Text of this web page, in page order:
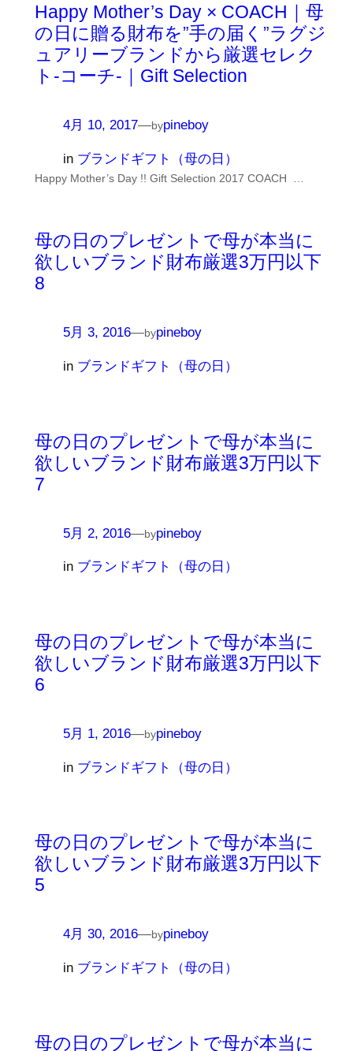
Happy Mother’s Day × COACH｜母
の日に贈る財布を”手の届く”ラグジ
ュアリーブランドから厳選セレク
ト-コーチ-｜Gift Selection
4月 10, 2017—bypineboy
in ブランドギフト（母の日）
Happy Mother’s Day !! Gift Selection 2017 COACH …
母の日のプレゼントで母が本当に
欲しいブランド財布厳選3万円以下
8
5月 3, 2016—bypineboy
in ブランドギフト（母の日）
母の日のプレゼントで母が本当に
欲しいブランド財布厳選3万円以下
7
5月 2, 2016—bypineboy
in ブランドギフト（母の日）
母の日のプレゼントで母が本当に
欲しいブランド財布厳選3万円以下
6
5月 1, 2016—bypineboy
in ブランドギフト（母の日）
母の日のプレゼントで母が本当に
欲しいブランド財布厳選3万円以下
5
4月 30, 2016—bypineboy
in ブランドギフト（母の日）
母の日のプレゼントで母が本当に